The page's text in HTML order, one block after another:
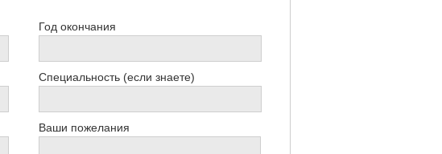
Год окончания
Специальность (если знаете)
Ваши пожелания